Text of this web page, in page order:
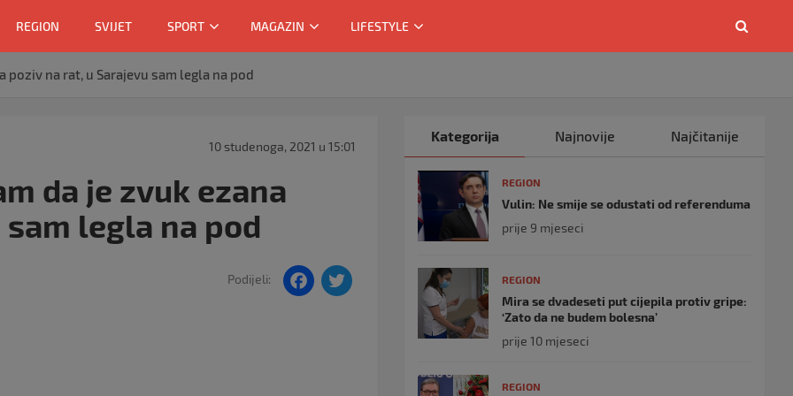
REGION SVIJET SPORT MAGAZIN LIFESTYLE
poziv na rat, u Sarajevu sam legla na pod
10 studenoga, 2021 u 15:01
da je zvuk ezana
legla na pod
Podijeli:
F
Kategorija Najnovije Najčitanije
REGION
Vulin: Ne smije se odustati od referenduma
prije 9 mjeseci
REGION
Mira se dvadeseti put cijepila protiv gripe:
‘Zato da ne budem bolesna’
prije 10 mjeseci
REGION